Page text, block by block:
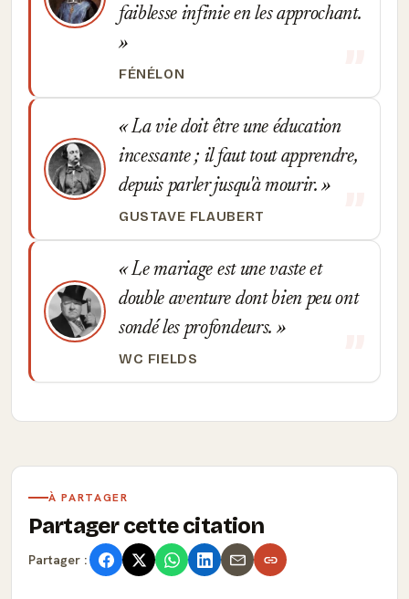
faiblesse infinie en les approchant.
FÉNÉLON
La vie doit être une éducation
incessante ; il faut tout apprendre,
depuis parler jusqu'à mourir.
GUSTAVE FLAUBERT
Le mariage est une vaste et
double aventure dont bien peu ont
sondé les profondeurs.
WC FIELDS
À PARTAGER
Partager cette citation
Partager :